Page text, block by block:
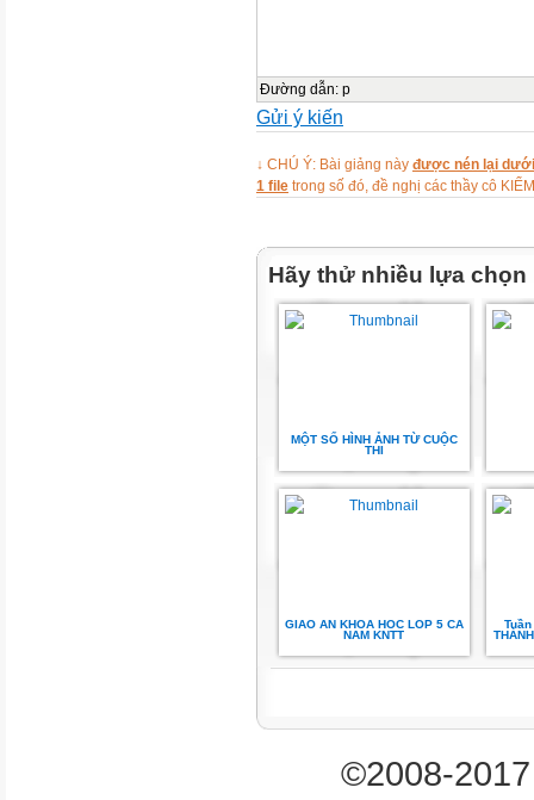
Đường dẫn: p
Gửi ý kiến
↓ CHÚ Ý: Bài giảng này được nén lại
1 file trong số đó, đề nghị các thầy cô
Hãy thử nhiều lựa chọn
MỘT SỐ HÌNH ẢNH TỪ CUỘC
THI
GIAO AN KHOA HOC LOP 5 CA
NAM KNTT
©2008-